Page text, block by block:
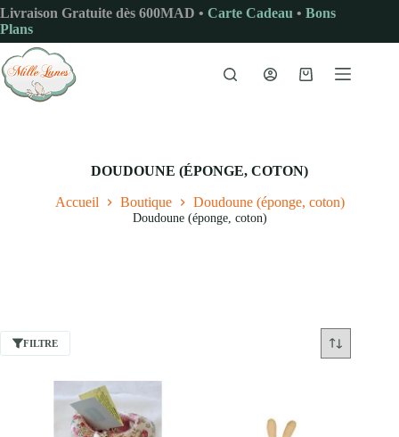
Passer
au
contenu
Livraison Gratuite dès 600MAD • Carte Cadeau • Bons
Plans
Panier
DOUDOUNE (ÉPONGE, COTON)
Accueil Boutique Doudoune (éponge, coton)
Doudoune (éponge, coton)
FILTRE